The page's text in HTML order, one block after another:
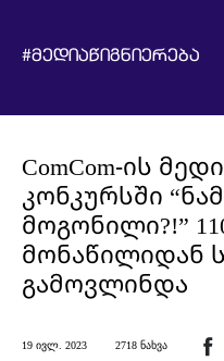
#მედიაწიგნიერება
ჩვენ შესახებ
ComCom-ის
კონკურსში
მოგონილი?!”
მონაწილიდან
გამოვლინდა
19 ივლ. 2023 2718 ნახვა